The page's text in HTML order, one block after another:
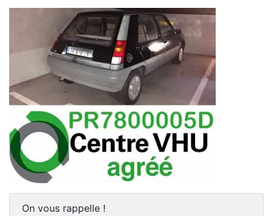
On vous rappelle !